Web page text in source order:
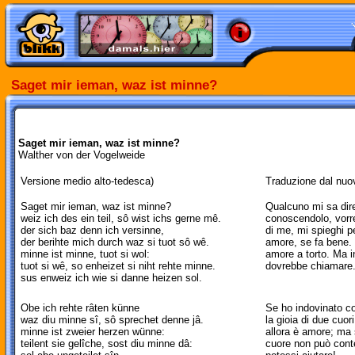
Saget mir ieman, waz ist minne?
Saget mir ieman, waz ist minne?
Walther von der Vogelweide
Versione medio alto-tedesca) Traduzione dal
Saget mir ieman, waz ist minne?
weiz ich des ein teil, sô wist ichs gerne mê.
der sich baz denn ich versinne,
der berihte mich durch waz si tuot sô wê.
minne ist minne, tuot si wol:
tuot si wê, so enheizet si niht rehte minne.
sus enweiz ich wie si danne heizen sol.
Qualcuno mi sa
conoscendolo,
di me, mi spieghi
amore, se fa
amore a torto. Ma
dovrebbe chiamare.
Obe ich rehte râten künne
waz diu minne sî, sô sprechet denne jâ.
minne ist zweier herzen wünne:
teilent sie gelîche, sost diu minne dâ:
Se ho indovinato
la gioia di due
allora è amore;
cuore non può